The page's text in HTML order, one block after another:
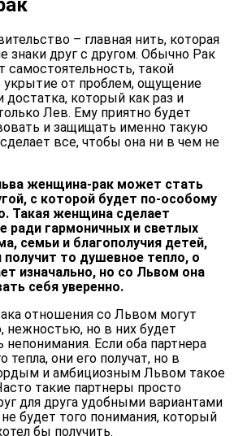
– главная нить, которая
знаки друг с другом. Обычно Рак
самостоятельность, такой
от проблем, ощущение
который как раз и
Лев. Ему приятно будет
и защищать именно такую
все, чтобы она ни в чем не
женщина-рак может стать
с которой будет по-особому
Такая женщина сделает
ради гармоничных и светлых
семьи и благополучия детей,
получит то душевное тепло, о
изначально, но со Львом она
себя уверенно.
отношения со Львом могут
нежностью, но в них будет
непонимания. Если оба партнера
тепла, они его получат, но в
и амбициозным Львом такое
такие партнеры просто
для друга удобными вариантами
будет того понимания, который
бы получить.